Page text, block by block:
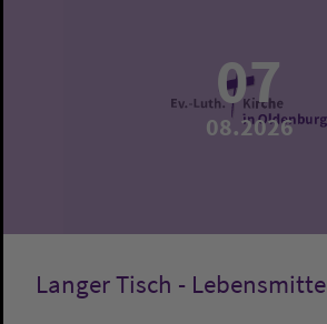
07
08.2026
Langer Tisch -